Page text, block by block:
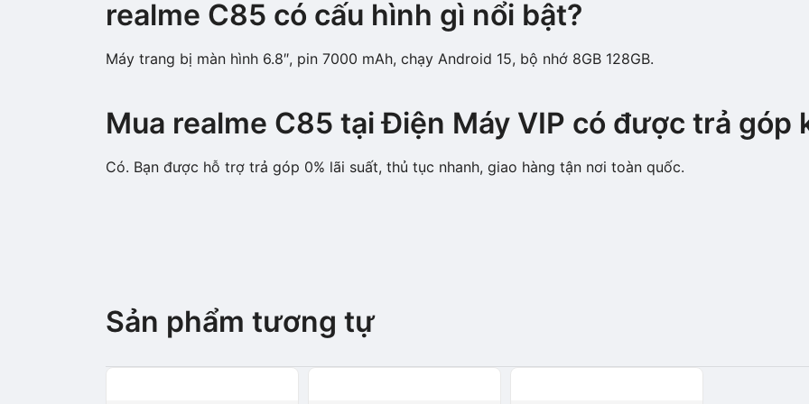
realme C85 có cấu hình gì nổi bật?
Máy trang bị màn hình 6.8″, pin 7000 mAh, chạy Android 15, bộ nhớ 8GB 128GB.
Mua realme C85 tại Điện Máy VIP có được trả góp
Có. Bạn được hỗ trợ trả góp 0% lãi suất, thủ tục nhanh, giao hàng tận nơi toàn quốc.
Sản phẩm tương tự